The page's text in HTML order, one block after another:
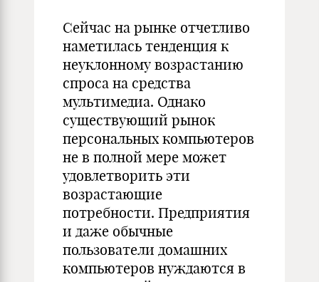
Сейчас на рынке отчетливо
наметилась тенденция к
неуклонному возрастанию
спроса на средства
мультимедиа. Однако
существующий рынок
персональных компьютеров
не в полной мере может
удовлетворить эти
возрастающие
потребности. Предприятия
и даже обычные
пользователи домашних
компьютеров нуждаются в